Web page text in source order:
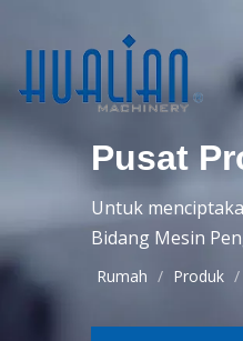
Pusat
Untuk
Bidang Mesin
Rumah / Produk /